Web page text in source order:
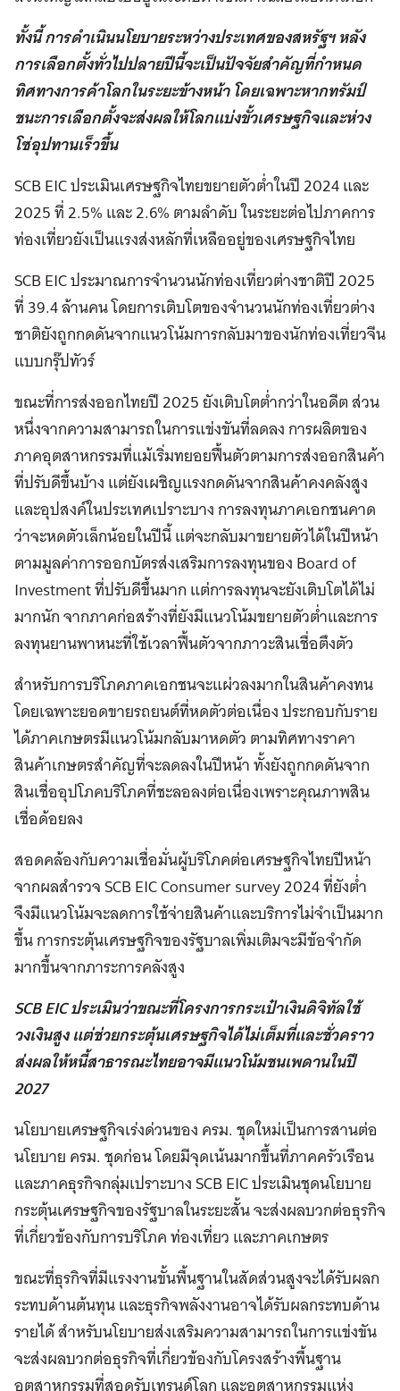
ทั้งนี้ การดำเนินนโยบายระหว่างประเทศของสหรัฐฯ หลัง
การเลือกตั้งทั่วไปปลายปีนี้จะเป็นปัจจัยสำคัญที่กำหนด
ทิศทางการค้าโลกในระยะข้างหน้า โดยเฉพาะหากทรัมป์
ชนะการเลือกตั้งจะส่งผลให้โลกแบ่งขั้วเศรษฐกิจและห่วง
โซ่อุปทานเร็วขึ้น
SCB EIC ประเมินเศรษฐกิจไทยขยายตัวต่ำในปี 2024 และ
2025 ที่ 2.5% และ 2.6% ตามลำดับ ในระยะต่อไปภาคการ
ท่องเที่ยวยังเป็นแรงส่งหลักที่เหลืออยู่ของเศรษฐกิจไทย
SCB EIC ประมาณการจำนวนนักท่องเที่ยวต่างชาติปี 2025
ที่ 39.4 ล้านคน โดยการเติบโตของจำนวนนักท่องเที่ยวต่าง
ชาติยังถูกกดดันจากแนวโน้มการกลับมาของนักท่องเที่ยวจีน
แบบกรุ๊ปทัวร์
ขณะที่การส่งออกไทยปี 2025 ยังเติบโตต่ำกว่าในอดีต ส่วน
หนึ่งจากความสามารถในการแข่งขันที่ลดลง การผลิตของ
ภาคอุตสาหกรรมที่แม้เริ่มทยอยฟื้นตัวตามการส่งออกสินค้า
ที่ปรับดีขึ้นบ้าง แต่ยังเผชิญแรงกดดันจากสินค้าคงคลังสูง
และอุปสงค์ในประเทศเปราะบาง การลงทุนภาคเอกชนคาด
ว่าจะหดตัวเล็กน้อยในปีนี้ แต่จะกลับมาขยายตัวได้ในปีหน้า
ตามมูลค่าการออกบัตรส่งเสริมการลงทุนของ Board of
Investment ที่ปรับดีขึ้นมาก แต่การลงทุนจะยังเติบโตได้ไม่
มากนัก จากภาคก่อสร้างที่ยังมีแนวโน้มขยายตัวต่ำและการ
ลงทุนยานพาหนะที่ใช้เวลาฟื้นตัวจากภาวะสินเชื่อตึงตัว
สำหรับการบริโภคภาคเอกชนจะแผ่วลงมากในสินค้าคงทน
โดยเฉพาะยอดขายรถยนต์ที่หดตัวต่อเนื่อง ประกอบกับราย
ได้ภาคเกษตรมีแนวโน้มกลับมาหดตัว ตามทิศทางราคา
สินค้าเกษตรสำคัญที่จะลดลงในปีหน้า ทั้งยังถูกกดดันจาก
สินเชื่ออุปโภคบริโภคที่ชะลอลงต่อเนื่องเพราะคุณภาพสิน
เชื่อด้อยลง
สอดคล้องกับความเชื่อมั่นผู้บริโภคต่อเศรษฐกิจไทยปีหน้า
จากผลสำรวจ SCB EIC Consumer survey 2024 ที่ยังต่ำ
จึงมีแนวโน้มจะลดการใช้จ่ายสินค้าและบริการไม่จำเป็นมาก
ขึ้น การกระตุ้นเศรษฐกิจของรัฐบาลเพิ่มเติมจะมีข้อจำกัด
มากขึ้นจากภาระการคลังสูง
SCB EIC ประเมินว่าขณะที่โครงการกระเป๋าเงินดิจิทัลใช้
วงเงินสูง แต่ช่วยกระตุ้นเศรษฐกิจได้ไม่เต็มที่และชั่วคราว
ส่งผลให้หนี้สาธารณะไทยอาจมีแนวโน้มชนเพดานในปี
2027
นโยบายเศรษฐกิจเร่งด่วนของ ครม. ชุดใหม่เป็นการสานต่อ
นโยบาย ครม. ชุดก่อน โดยมีจุดเน้นมากขึ้นที่ภาคครัวเรือน
และภาคธุรกิจกลุ่มเปราะบาง SCB EIC ประเมินชุดนโยบาย
กระตุ้นเศรษฐกิจของรัฐบาลในระยะสั้น จะส่งผลบวกต่อธุรกิจ
ที่เกี่ยวข้องกับการบริโภค ท่องเที่ยว และภาคเกษตร
ขณะที่ธุรกิจที่มีแรงงานขั้นพื้นฐานในสัดส่วนสูงจะได้รับผลก
ระทบด้านต้นทุน และธุรกิจพลังงานอาจได้รับผลกระทบด้าน
รายได้ สำหรับนโยบายส่งเสริมความสามารถในการแข่งขัน
จะส่งผลบวกต่อธุรกิจที่เกี่ยวข้องกับโครงสร้างพื้นฐาน
อุตสาหกรรมที่สอดรับเทรนด์โลก และอุตสาหกรรมแห่ง